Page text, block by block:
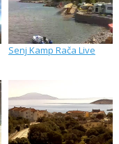
Senj Kamp Rača Live